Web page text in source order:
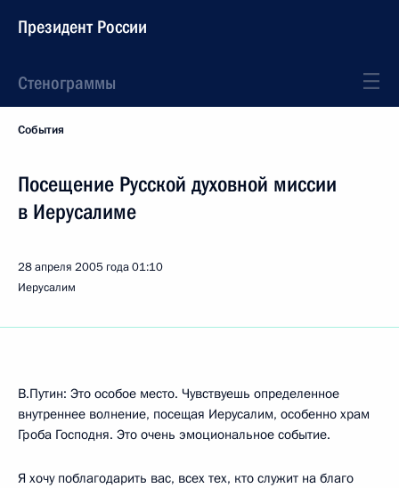
Президент России
Стенограммы
События
Посещение Русской духовной миссии
в Иерусалиме
28 апреля 2005 года01:10
Иерусалим
В.Путин: Это особое место. Чувствуешь определенное
внутреннее волнение, посещая Иерусалим, особенно храм
Гроба Господня. Это очень эмоциональное событие.
Я хочу поблагодарить вас, всех тех, кто служит на благо